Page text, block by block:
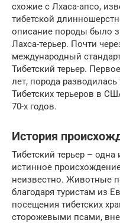
схожие с Лхаса-апсо,
тибетской
описание породы было
Лахса-терьер. Почти
международный
Тибетский терьер.
лет, порода
Тибетских терьеров в
70-х годов.
История
Тибетский терьер –
истинное
неизвестно. Животные
благодаря туристам из
посещения тибетских
сторожевыми псами,